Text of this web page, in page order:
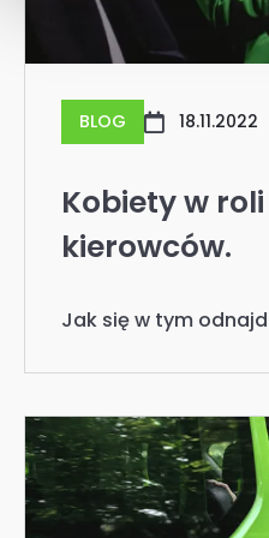
Jak się w tym odnajdują?
BLOG 16.11.2022